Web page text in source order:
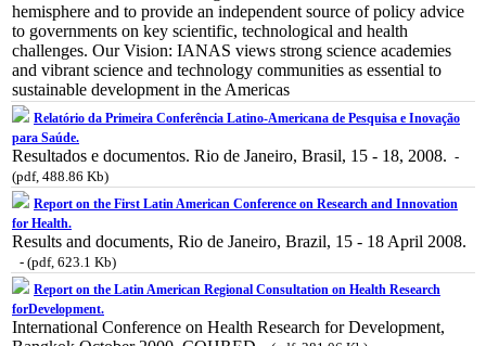
hemisphere and to provide an independent source of policy advice
to governments on key scientific, technological and health
challenges. Our Vision: IANAS views strong science academies
and vibrant science and technology communities as essential to
sustainable development in the Americas
Relatório da Primeira Conferência Latino-Americana de Pesquisa e Inovação
para Saúde.
Resultados e documentos. Rio de Janeiro, Brasil, 15 - 18, 2008. -
(pdf, 488.86 Kb)
Report on the First Latin American Conference on Research and Innovation
for Health.
Results and documents, Rio de Janeiro, Brazil, 15 - 18 April 2008.
- (pdf, 623.1 Kb)
Report on the Latin American Regional Consultation on Health Research
forDevelopment.
International Conference on Health Research for Development,